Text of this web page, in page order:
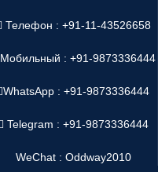
Телефон : +91-11-43526658
Мобильный : +91-9873336444
WhatsApp :+91-9873336444
Telegram : +91-9873336444
WeChat : Oddway2010